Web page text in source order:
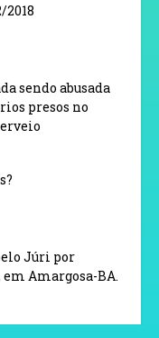
2018
sendo abusada
presos no
Júri por
Amargosa-BA.